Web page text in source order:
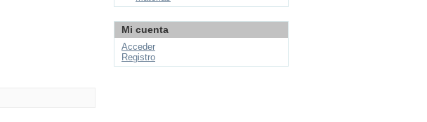
Mi cuenta
Acceder
Registro